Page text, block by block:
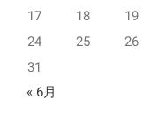
17
18 19
24
25 26
31
« 6月